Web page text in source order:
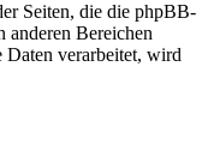
Seiten, die die phpBB-
anderen Bereichen
Daten verarbeitet, wird